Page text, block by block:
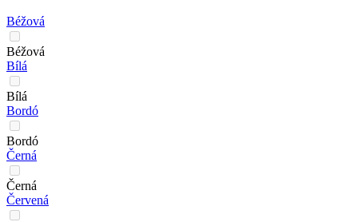
Béžová
Béžová
Bílá
Bílá
Bordó
Bordó
Černá
Černá
Červená